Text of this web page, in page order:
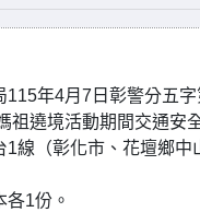
年4月7日彰警分五
祖遶境活動期間交通
線（彰化市、花壇鄉
1份。